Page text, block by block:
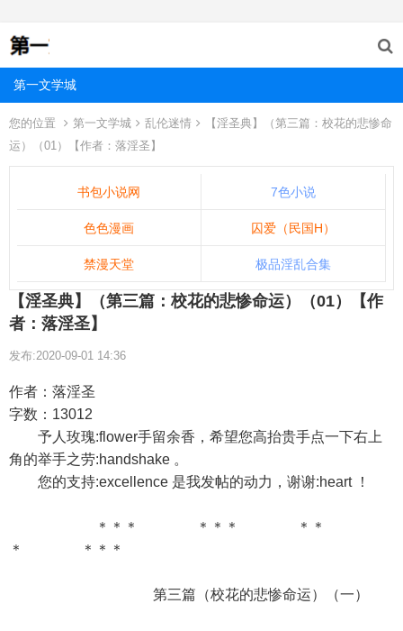
第一文学城
您的位置 第一文学城 乱伦迷情
【淫圣典】（第三篇：校花的悲惨命
运）（01）【作者：落淫圣】
书包小说网 7色小说
色色漫画 囚爱（民国H）
禁漫天堂 极品淫乱合集
【淫圣典】（第三篇：校花的悲惨命运）（01）【作
者：落淫圣】
发布:2020-09-01 14:36
作者：落淫圣
字数：13012
予人玫瑰:flower手留余香，希望您高抬贵手点一下右上
角的举手之劳:handshake 。
您的支持:excellence 是我发帖的动力，谢谢:heart ！
＊＊＊ ＊＊＊ ＊＊
＊ ＊＊＊
第三篇（校花的悲惨命运）（一）